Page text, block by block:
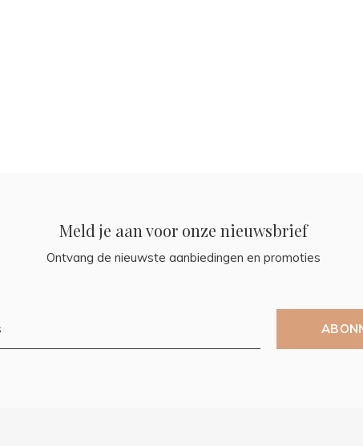
Meld je aan voor onze nieuwsbrief
Ontvang de nieuwste aanbiedingen en promoties